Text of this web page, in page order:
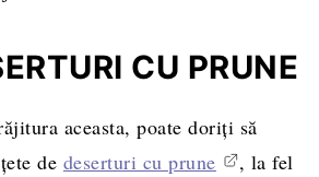
CU PRUNE
aceasta, poate doriţi să
de deserturi cu prune
, la fel